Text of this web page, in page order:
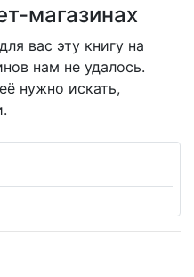
магазинах
вас эту книгу на
нам не удалось.
нужно искать,